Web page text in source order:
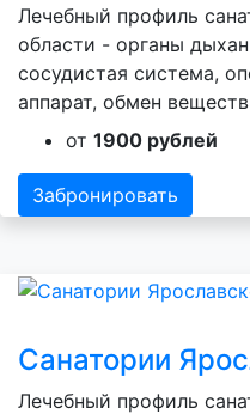
Лечебный профиль
области - органы
сосудистая система,
аппарат, обмен
от 1900 рублей
Забронировать
Санатории
Лечебный профиль